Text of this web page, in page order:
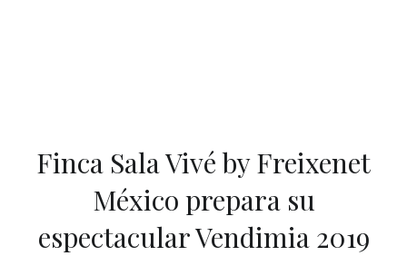
Finca Sala Vivé by Freixenet
México prepara su
espectacular Vendimia 2019